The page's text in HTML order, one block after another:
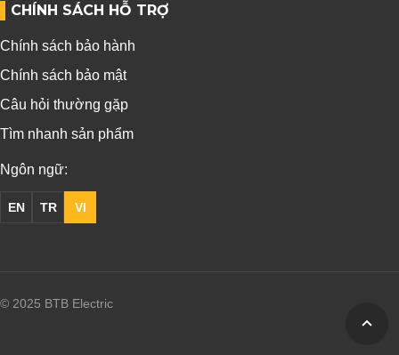
CHÍNH SÁCH HỖ TRỢ
Chính sách bảo hành
Chính sách bảo mật
Câu hỏi thường gặp
Tìm nhanh sản phẩm
Ngôn ngữ:
TR VI
EN
© 2025 BTB Electric